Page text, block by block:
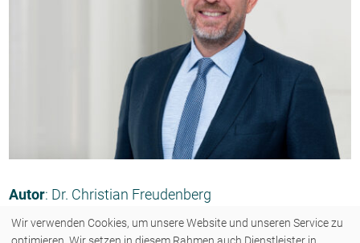
Autor: Dr. Christian Freudenberg
Wir verwenden Cookies, um unsere Website und unseren Service zu